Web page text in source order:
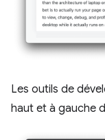
Les outils de
haut et à gauche